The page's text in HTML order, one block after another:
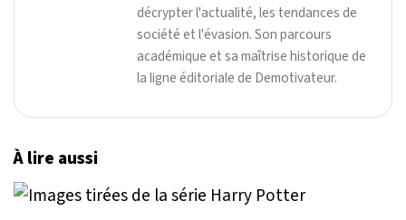
décrypter l'actualité, les tendances de
société et l'évasion. Son parcours
académique et sa maîtrise historique de
la ligne éditoriale de Demotivateur.
À lire aussi